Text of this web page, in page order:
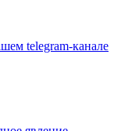
telegram-канале